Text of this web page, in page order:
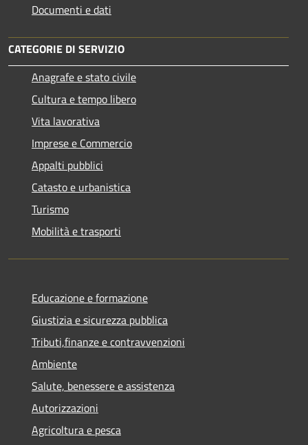
Documenti e dati
CATEGORIE DI SERVIZIO
Anagrafe e stato civile
Cultura e tempo libero
Vita lavorativa
Imprese e Commercio
Appalti pubblici
Catasto e urbanistica
Turismo
Mobilità e trasporti
Educazione e formazione
Giustizia e sicurezza pubblica
Tributi,finanze e contravvenzioni
Ambiente
Salute, benessere e assistenza
Autorizzazioni
Agricoltura e pesca